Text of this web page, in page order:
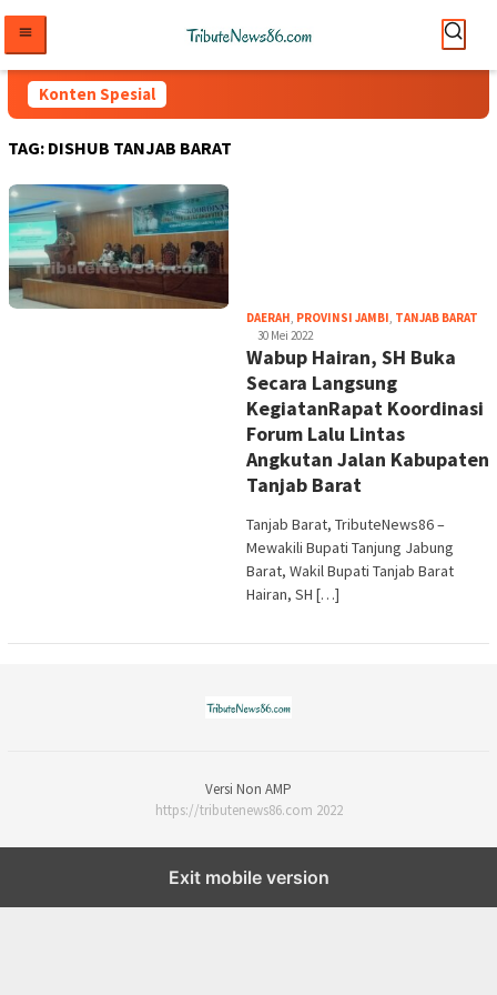
konten
Konten Spesial
TAG: DISHUB TANJAB BARAT
DAERAH, PROVINSI JAMBI, TANJAB BARAT
30 Mei 2022
Wabup Hairan, SH Buka
Secara Langsung
KegiatanRapat Koordinasi
Forum Lalu Lintas
Angkutan Jalan Kabupaten
Tanjab Barat
Tanjab Barat, TributeNews86 –
Mewakili Bupati Tanjung Jabung
Barat, Wakil Bupati Tanjab Barat
Hairan, SH […]
Versi Non AMP
https://tributenews86.com 2022
Exit mobile version